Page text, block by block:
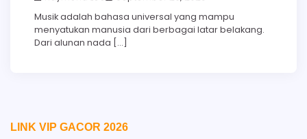
Musik adalah bahasa universal yang mampu
menyatukan manusia dari berbagai latar belakang.
Dari alunan nada […]
LINK VIP GACOR 2026